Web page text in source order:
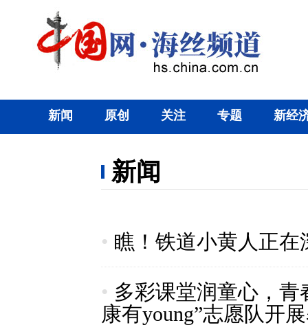
新闻 原创 关注 专题 新经
新闻
• 瞧！铁道小黄人正在
• 多彩课堂润童心，
康有young”志愿队开